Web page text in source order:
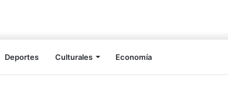
Deportes Culturales Economía